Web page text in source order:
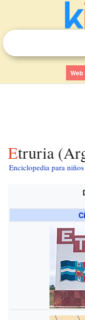
Web
Etruria
Enciclopedia para niños